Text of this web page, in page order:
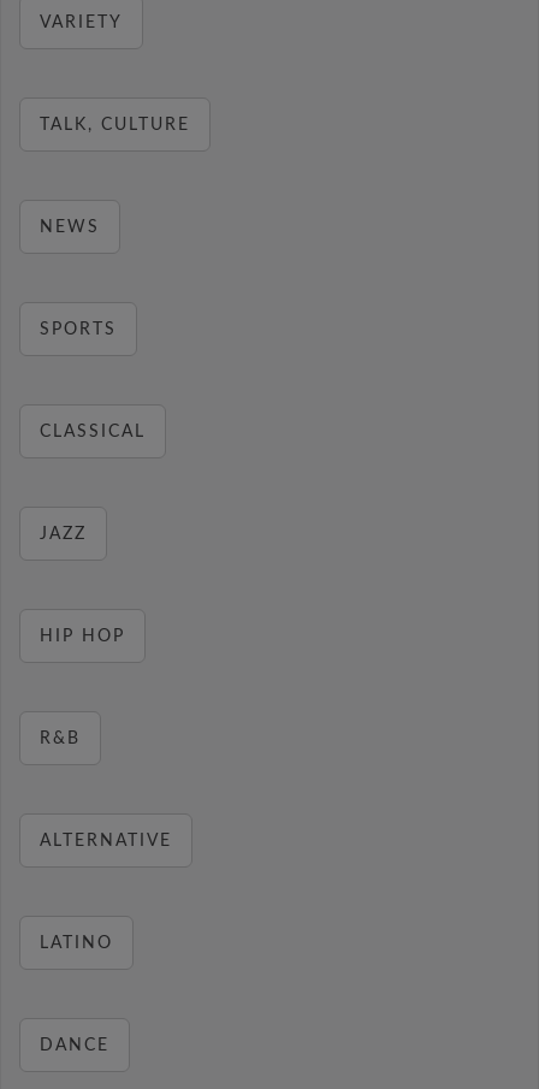
VARIETY
TALK, CULTURE
NEWS
SPORTS
CLASSICAL
JAZZ
HIP HOP
R&B
ALTERNATIVE
LATINO
DANCE